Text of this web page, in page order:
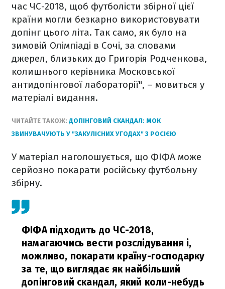
час ЧС-2018, щоб футболісти збірної цієї
країни могли безкарно використовувати
допінг цього літа. Так само, як було на
зимовій Олімпіаді в Сочі, за словами
джерел, близьких до Григорія Родченкова,
колишнього керівника Московської
антидопінгової лабораторії", – мовиться у
матеріалі видання.
ЧИТАЙТЕ ТАКОЖ: ДОПІНГОВИЙ СКАНДАЛ: МОК
ЗВИНУВАЧУЮТЬ У "ЗАКУЛІСНИХ УГОДАХ" З РОСІЄЮ
У матеріал наголошується, що ФІФА може
серйозно покарати російську футбольну
збірну.
ФІФА підходить до ЧС-2018,
намагаючись вести розслідування і,
можливо, покарати країну-господарку
за те, що виглядає як найбільший
допінговий скандал, який коли-небудь